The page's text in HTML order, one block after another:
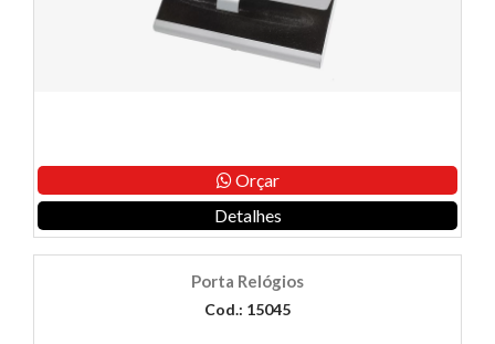
Orçar
Detalhes
Porta Relógios
Cod.: 15045